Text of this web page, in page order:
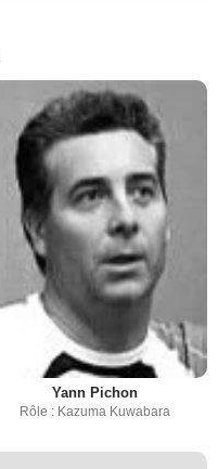
Yann Pichon
Rôle : Kazuma Kuwabara